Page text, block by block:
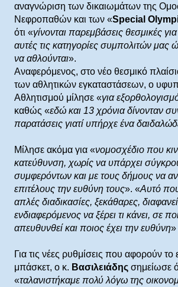
αναγνώριση των δικαιωμάτων της
Νεφροπαθών και των «Special
ότι «γίνονται παρεμβάσεις θεσμικές
αυτές τις κατηγορίες συμπολιτών μας
να αθλούνται».
Αναφερόμενος, στο νέο θεσμικό
των αθλητικών εγκαταστάσεων, ο
Αθλητισμού μίλησε «για
καθώς «εδώ και 13 χρόνια δίνονταν
παρατάσεις γιατί υπήρχε ένα
Μίλησε ακόμα για «νομοσχέδιο που
κατεύθυνση, χωρίς να υπάρχει
συμφερόντων και με τους δήμους να
επιτέλους την ευθύνη τους». «Αυτό που
απλές διαδικασίες, ξεκάθαρες,
ενδιαφερόμενος να ξέρει τι κάνει, σε
απευθυνθεί και ποιος έχει την ευθύνη»
Για τις νέες ρυθμίσεις που αφορούν το
μπάσκετ, ο κ. Βασιλειάδης σημείωσε
«ταλανιστήκαμε πολύ λόγω της